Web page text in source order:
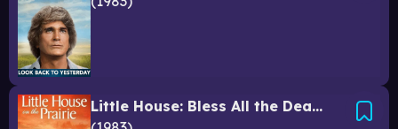
Little House: Bless All the Dear Children